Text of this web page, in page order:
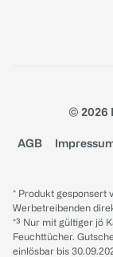
© 2026
AGB
* Produkt gesponsert
Werbetreibenden
*³ Nur mit gültiger jö
Feuchttücher.
einlösbar bis